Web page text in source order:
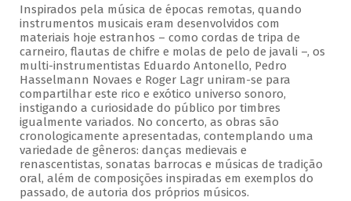
Inspirados pela música de épocas remotas, quando
instrumentos musicais eram desenvolvidos com
materiais hoje estranhos – como cordas de tripa de
carneiro, flautas de chifre e molas de pelo de javali –, os
multi-instrumentistas Eduardo Antonello, Pedro
Hasselmann Novaes e Roger Lagr uniram-se para
compartilhar este rico e exótico universo sonoro,
instigando a curiosidade do público por timbres
igualmente variados. No concerto, as obras são
cronologicamente apresentadas, contemplando uma
variedade de gêneros: danças medievais e
renascentistas, sonatas barrocas e músicas de tradição
oral, além de composições inspiradas em exemplos do
passado, de autoria dos próprios músicos.